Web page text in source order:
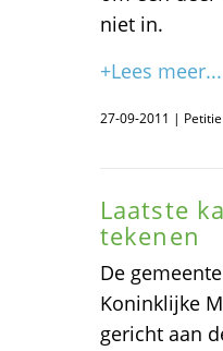
niet in.
+Lees meer...
27-09-2011 | Petitie
Laatste
tekenen
De
Koninklijke
gericht aan